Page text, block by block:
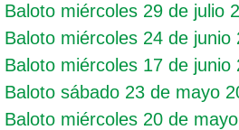
Baloto miércoles 29 de julio
Baloto miércoles 24 de junio
Baloto miércoles 17 de junio
Baloto sábado 23 de mayo
Baloto miércoles 20 de